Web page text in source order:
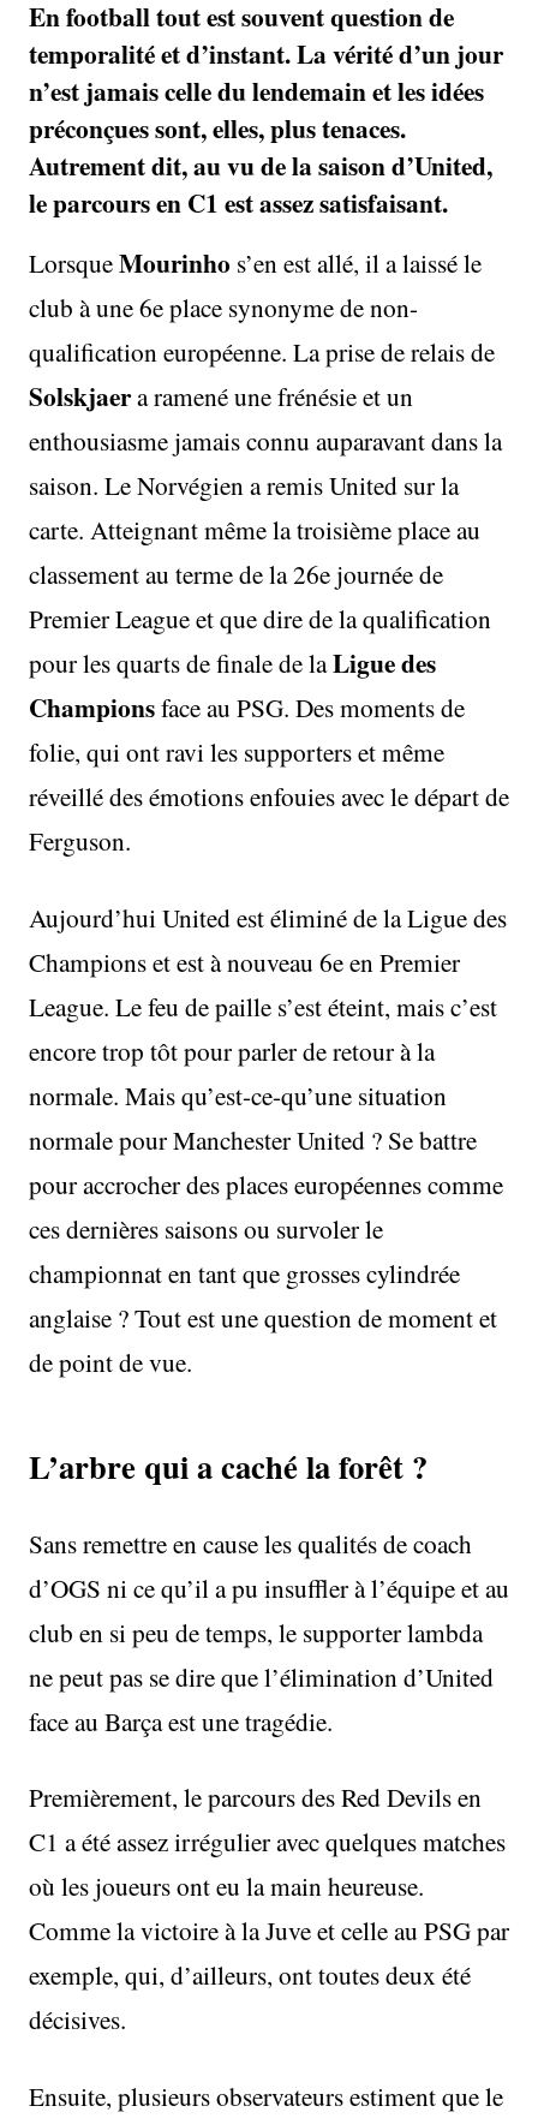
En football tout est souvent question de
temporalité et d’instant. La vérité d’un jour
n’est jamais celle du lendemain et les idées
préconçues sont, elles, plus tenaces.
Autrement dit, au vu de la saison d’United,
le parcours en C1 est assez satisfaisant.
LorsqueMourinho s’en est allé, il a laissé le
club à une 6e place synonyme de non-
qualification européenne. La prise de relais de
Solskjaera ramené une frénésie et un
enthousiasme jamais connu auparavant dans la
saison. Le Norvégien a remis United sur la
carte. Atteignant même la troisième place au
classement au terme de la 26e journée de
Premier League et que dire de la qualification
pour les quarts de finale de laLigue des
Championsface au PSG. Des moments de
folie, qui ont ravi les supporters et même
réveillé des émotions enfouies avec le départ de
Ferguson.
Aujourd’hui United est éliminé de la Ligue des
Champions et est à nouveau 6e en Premier
League. Le feu de paille s’est éteint, mais c’est
encore trop tôt pour parler de retour à la
normale. Mais qu’est-ce-qu’une situation
normale pour Manchester United ? Se battre
pour accrocher des places européennes comme
ces dernières saisons ou survoler le
championnat en tant que grosses cylindrée
anglaise ? Tout est une question de moment et
de point de vue.
L’arbre qui a caché la forêt ?
Sans remettre en cause les qualités de coach
d’OGS ni ce qu’il a pu insuffler à l’équipe et au
club en si peu de temps, le supporter lambda
ne peut pas se dire que l’élimination d’United
face au Barça est une tragédie.
Premièrement, le parcours des Red Devils en
C1 a été assez irrégulier avec quelques matches
où les joueurs ont eu la main heureuse.
Comme la victoire à la Juve et celle au PSG par
exemple, qui, d’ailleurs, ont toutes deux été
décisives.
Ensuite, plusieurs observateurs estiment que le